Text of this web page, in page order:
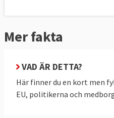
I regeringsförklaringen
upprepade
tidigare
Mer fakta
VAD ÄR DETTA?
Här finner du en kort men
EU, politikerna och